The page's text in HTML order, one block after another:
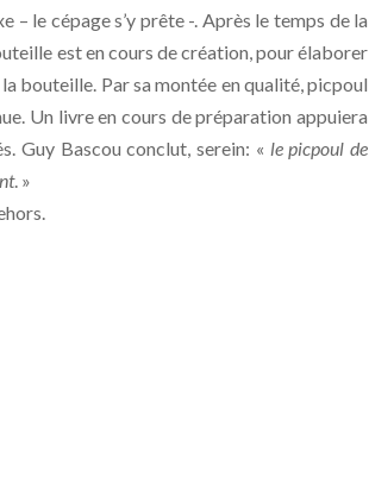
– le cépage s’y prête -. Après le temps de la
est en cours de création, pour élaborer
bouteille. Par sa montée en qualité, picpoul
Un livre en cours de préparation appuiera
Guy Bascou conclut, serein: « le picpoul de
. »